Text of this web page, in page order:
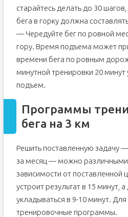
старайтесь делать до 30
бега в горку должна
— Чередуйте бег по ровной
гору. Время подъема может
времени бега по ровным
минутной тренировки 20 минут
подъем.
Программы
бега на 3 км
Решить поставленную задачу —
за месяц — можно различными
зависимости от поставленной
устроит результат в 15 минут,
укладываться в 9-10 минут. Для
тренировочные программы.